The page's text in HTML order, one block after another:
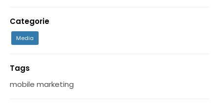
Categorie
Media
Tags
mobile marketing